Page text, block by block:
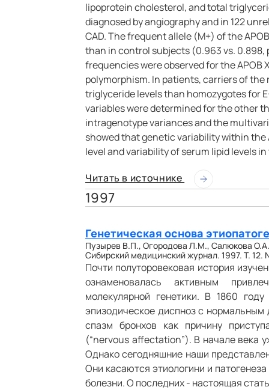
lipoprotein cholesterol, and total
diagnosed by angiography and in 122
CAD. The frequent allele (M+) of the
than in control subjects (0.963 vs.
frequencies were observed for the APOB
polymorphism. In patients, carriers of the
triglyceride levels than homozygotes for
variables were determined for the other
intragenotype variances and the
showed that genetic variability within
level and variability of serum lipid levels
Читать в источнике
1997
Генетическая основа
Пузырев В.П., Огородова Л.М., Салюкова О.А.
Сибирский медицинский журнал. 1997. Т.
Почти полуторовековая история
ознаменовалась активным
молекулярной генетики. В 1860
эпизодическое диспноз с
спазм бронхов как причину
(“nervous affectation”). В начале века
Однако сегодняшние наши
Они касаются этиологини и
болезни. О последних - настоящая